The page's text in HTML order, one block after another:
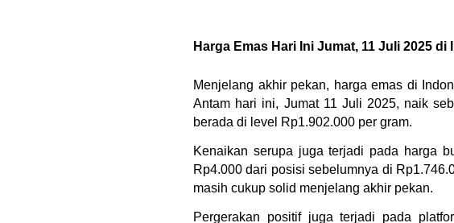
Harga Emas Hari Ini Jumat, 11 Juli 2025 di
Menjelang akhir pekan, harga emas di
Antam hari ini, Jumat 11 Juli 2025, naik
berada di level Rp1.902.000 per gram.
Kenaikan serupa juga terjadi pada harga
Rp4.000 dari posisi sebelumnya di
masih cukup solid menjelang akhir pekan.
Pergerakan positif juga terjadi pada